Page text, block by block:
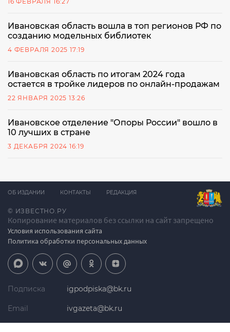
Ивановская область вошла в топ регионов РФ по
созданию модельных библиотек
4 ФЕВРАЛЯ 2025 17:19
Ивановская область по итогам 2024 года
остается в тройке лидеров по онлайн-продажам
22 ЯНВАРЯ 2025 13:26
Ивановское отделение "Опоры России" вошло в
10 лучших в стране
3 ДЕКАБРЯ 2024 16:19
© ИЗВЕСТНО.РУ
Копирование материалов без ссылки на сайт запрещено
Условия использования сайта
Политика обработки персональных данных
ОБ ИЗДАНИИ КОНТАКТЫ РЕДАКЦИЯ
Подписка igpodpiska@bk.ru
Email ivgazeta@bk.ru